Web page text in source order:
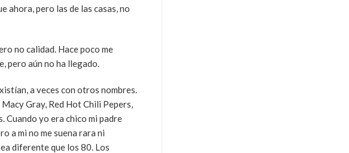
ahora, pero las de las casas, no
no calidad. Hace poco me
pero aún no ha llegado.
a veces con otros nombres.
Gray, Red Hot Chili Pepers,
Cuando yo era chico mi padre
a mi no me suena rara ni
diferente que los 80. Los